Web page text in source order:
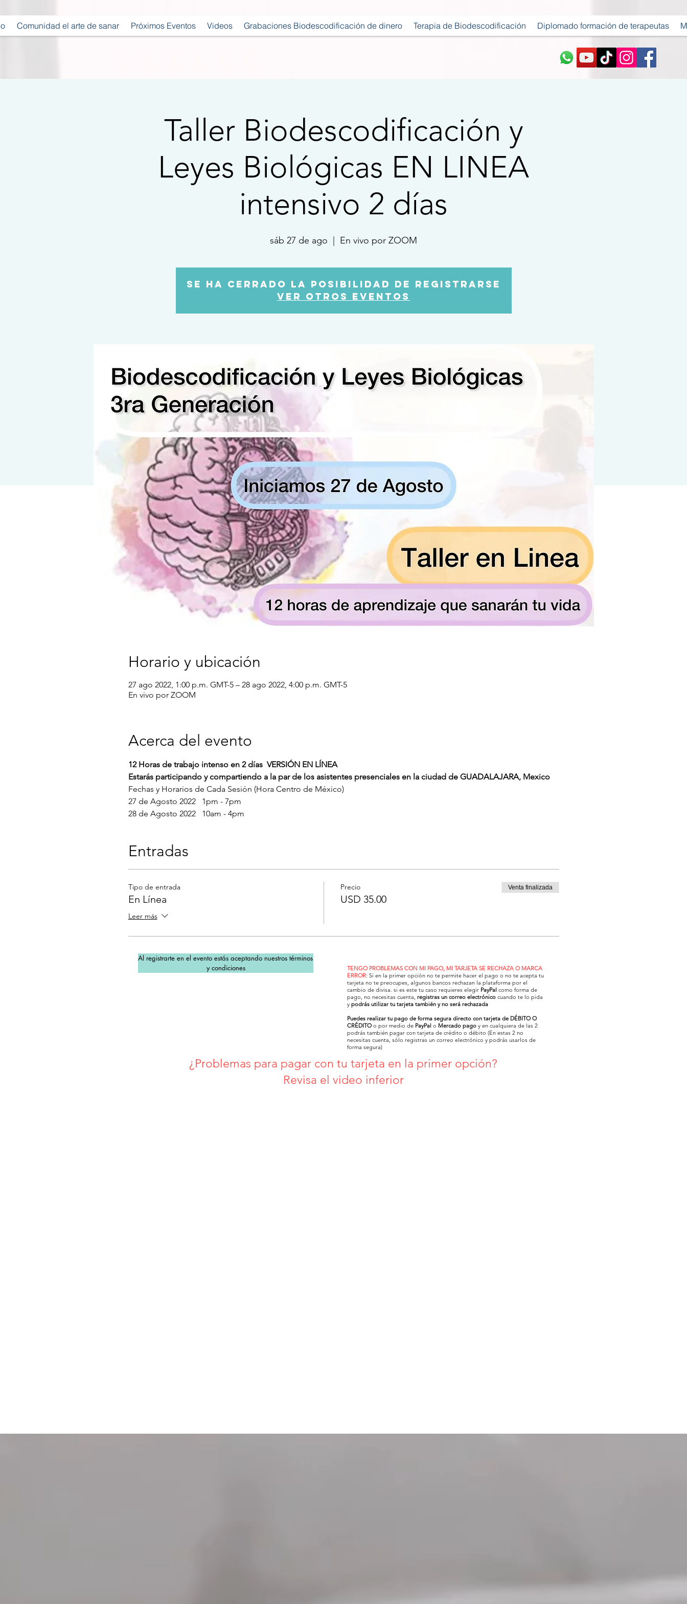
Comunidad el arte de sanar Próximos Eventos Videos Grabaciones Biodescodificación de dinero Terapia de Biodescodificación Diplomado formación de terapeutas
Taller Biodescodificación y
Leyes Biológicas EN LINEA
intensivo 2 días
sáb 27 de ago En vivo por ZOOM
Se ha cerrado la posibilidad de registrarse
Ver otros eventos
Horario y ubicación
27 ago 2022, 1:00 p.m. GMT-5 – 28 ago 2022, 4:00 p.m. GMT-5
En vivo por ZOOM
Acerca del evento
12 Horas de trabajo intenso en 2 días  VERSIÓN EN LÍNEA
Estarás participando y compartiendo a la par de los asistentes presenciales en la ciudad de GUADALAJARA, Mexico
Fechas y Horarios de Cada Sesión (Hora Centro de México)
27 de Agosto 2022   1pm - 7pm
28 de Agosto 2022   10am - 4pm
Entradas
Tipo de entrada
En Línea
Leer más
Precio
USD 35.00
Venta finalizada
TENGO PROBLEMAS CON MI PAGO, MI TARJETA SE RECHAZA O MARCA
ERROR: Si en la primer opción no te permite hacer el pago o no te acepta tu
tarjeta no te preocupes, algunos bancos rechazan la plataforma por el
cambio de divisa. si es este tu caso requieres elegir PayPal como forma de
pago, no necesitas cuenta, registras un correo electrónico cuando te lo pida
y podrás utilizar tu tarjeta también y no será rechazada
Puedes realizar tu pago de forma segura directo con tarjeta de DÉBITO O
CRÉDITO o por medio de PayPal o Mercado pago y en cualquiera de las 2
podrás también pagar con tarjeta de crédito o débito (En estas 2 no
necesitas cuenta, sólo registras un correo electrónico y podrás usarlos de
forma segura)
Al registrarte en el evento estás aceptando nuestros términos
y condiciones
¿Problemas para pagar con tu tarjeta en la primer opción?
Revisa el video inferior